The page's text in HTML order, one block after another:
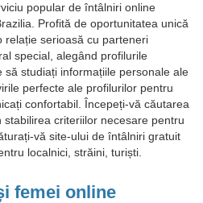
popular de întâlniri online
Profită de oportunitatea unică
relație serioasă cu parteneri
special, alegând profilurile
să studiați informațiile personale ale
perfecte ale profilurilor pentru
confortabil. Începeți-vă căutarea
criteriilor necesare pentru
vă site-ului de întâlniri gratuit
localnici, străini, turiști.
femei online